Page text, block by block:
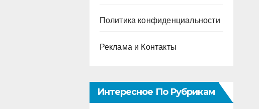
Политика конфиденциальности
Реклама и Контакты
Интересное По Рубрикам